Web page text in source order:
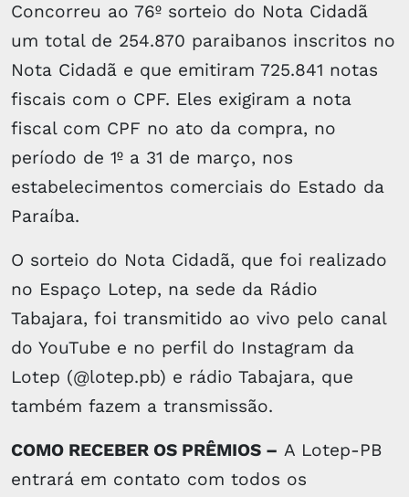
Concorreu ao 76º sorteio do Nota Cidadã
um total de 254.870 paraibanos inscritos no
Nota Cidadã e que emitiram 725.841 notas
fiscais com o CPF. Eles exigiram a nota
fiscal com CPF no ato da compra, no
período de 1º a 31 de março, nos
estabelecimentos comerciais do Estado da
Paraíba.
O sorteio do Nota Cidadã, que foi realizado
no Espaço Lotep, na sede da Rádio
Tabajara, foi transmitido ao vivo pelo canal
do YouTube e no perfil do Instagram da
Lotep (@lotep.pb) e rádio Tabajara, que
também fazem a transmissão.
COMO RECEBER OS PRÊMIOS – A Lotep-PB
entrará em contato com todos os